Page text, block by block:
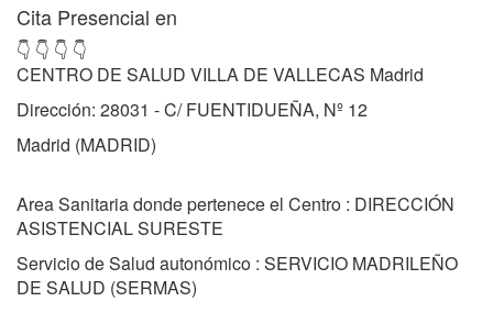
Cita Presencial en
👇 👇 👇 👇
CENTRO DE SALUD VILLA DE VALLECAS Madrid
Dirección: 28031 - C/ FUENTIDUEÑA, Nº 12
Madrid (MADRID)
Area Sanitaria donde pertenece el Centro : DIRECCIÓN
ASISTENCIAL SURESTE
Servicio de Salud autonómico : SERVICIO MADRILEÑO
DE SALUD (SERMAS)